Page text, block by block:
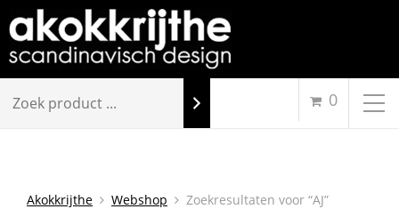
0
Akokkrijthe Webshop Zoekresultaten voor “AJ”